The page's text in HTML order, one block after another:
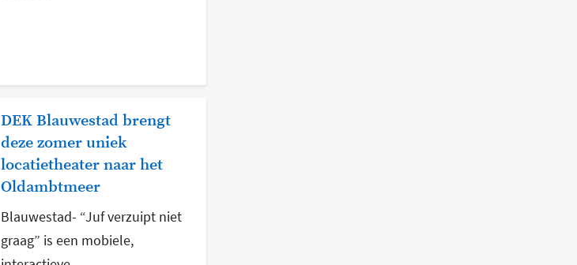
DEK Blauwestad brengt
deze zomer uniek
locatietheater naar het
Oldambtmeer
Blauwestad- “Juf verzuipt niet
graag” is een mobiele,